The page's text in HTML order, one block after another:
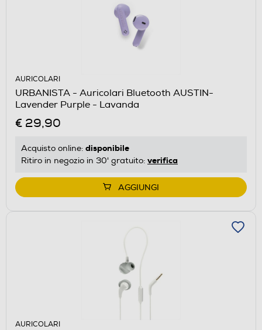
AURICOLARI
URBANISTA - Auricolari Bluetooth AUSTIN-
Lavender Purple - Lavanda
€ 29,90
Acquisto online: disponibile
Ritiro in negozio in 30' gratuito: verifica
AGGIUNGI
AURICOLARI